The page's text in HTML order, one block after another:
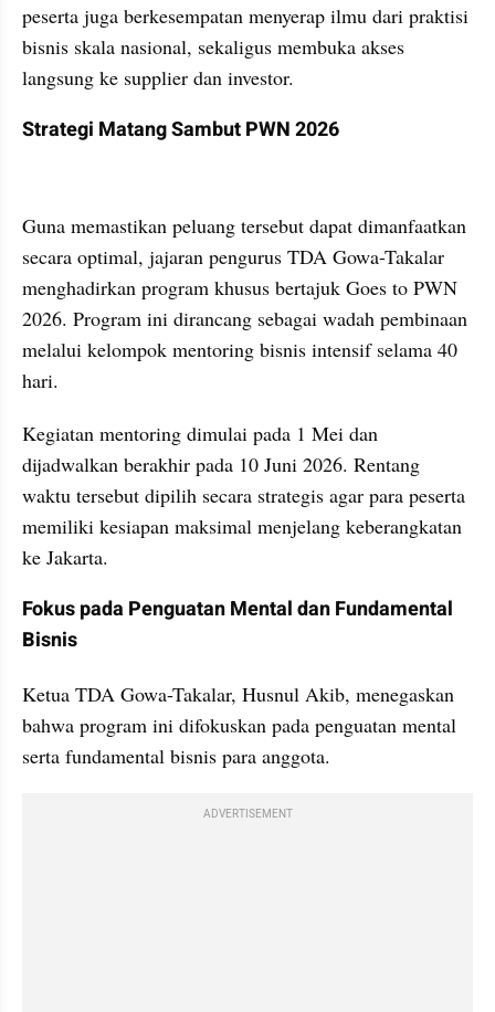
peserta juga berkesempatan menyerap ilmu dari praktisi
bisnis skala nasional, sekaligus membuka akses
langsung ke supplier dan investor.
Strategi Matang Sambut PWN 2026
Guna memastikan peluang tersebut dapat dimanfaatkan
secara optimal, jajaran pengurus TDA Gowa-Takalar
menghadirkan program khusus bertajuk Goes to PWN
2026. Program ini dirancang sebagai wadah pembinaan
melalui kelompok mentoring bisnis intensif selama 40
hari.
Kegiatan mentoring dimulai pada 1 Mei dan
dijadwalkan berakhir pada 10 Juni 2026. Rentang
waktu tersebut dipilih secara strategis agar para peserta
memiliki kesiapan maksimal menjelang keberangkatan
ke Jakarta.
Fokus pada Penguatan Mental dan Fundamental
Bisnis
Ketua TDA Gowa-Takalar, Husnul Akib, menegaskan
bahwa program ini difokuskan pada penguatan mental
serta fundamental bisnis para anggota.
ADVERTISEMENT